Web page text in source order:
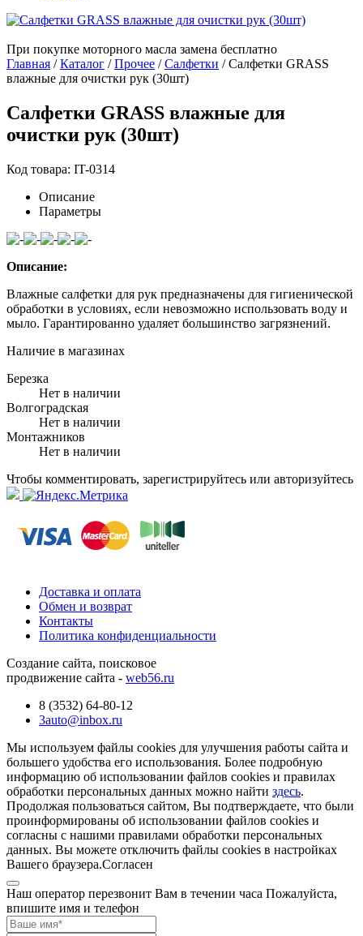
При покупке моторного масла замена бесплатно
Главная /Каталог /Прочее /Салфетки /Салфетки GRASS
влажные для очистки рук (30шт)
Салфетки GRASS влажные для
очистки рук (30шт)
Код товара: IT-0314
Описание
Параметры
Описание:
Влажные салфетки для рук предназначены для гигиенической
обработки в условиях, если невозможно использовать воду и
мыло. Гарантированно удаляет большинство загрязнений.
Наличие в магазинах
Березка
Нет в наличии
Волгоградская
Нет в наличии
Монтажников
Нет в наличии
Чтобы комментировать, зарегистрируйтесь или авторизуйтесь
Доставка и оплата
Обмен и возврат
Контакты
Политика конфиденциальности
Создание сайта, поисковое
продвижение сайта - web56.ru
8 (3532) 64-80-12
3auto@inbox.ru
Мы используем файлы cookies для улучшения работы сайта и
большего удобства его использования. Более подробную
информацию об использовании файлов cookies и правилах
обработки персональных данных можно найти здесь.
Продолжая пользоваться сайтом, Вы подтверждаете, что были
проинформированы об использовании файлов cookies и
согласны с нашими правилами обработки персональных
данных. Вы можете отключить файлы cookies в настройках
Вашего браузера.Согласен
Наш оператор перезвонит Вам в течении часа Пожалуйста,
впишите имя и телефон